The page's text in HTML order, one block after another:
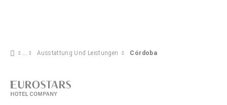
Ausstattung Und Leistungen Córdoba